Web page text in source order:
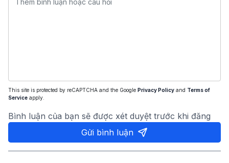
This site is protected by reCAPTCHA and the Google Privacy Policy and Terms of
Service apply.
Bình luận của bạn sẽ được xét duyệt trước khi đăng
Gửi bình luận